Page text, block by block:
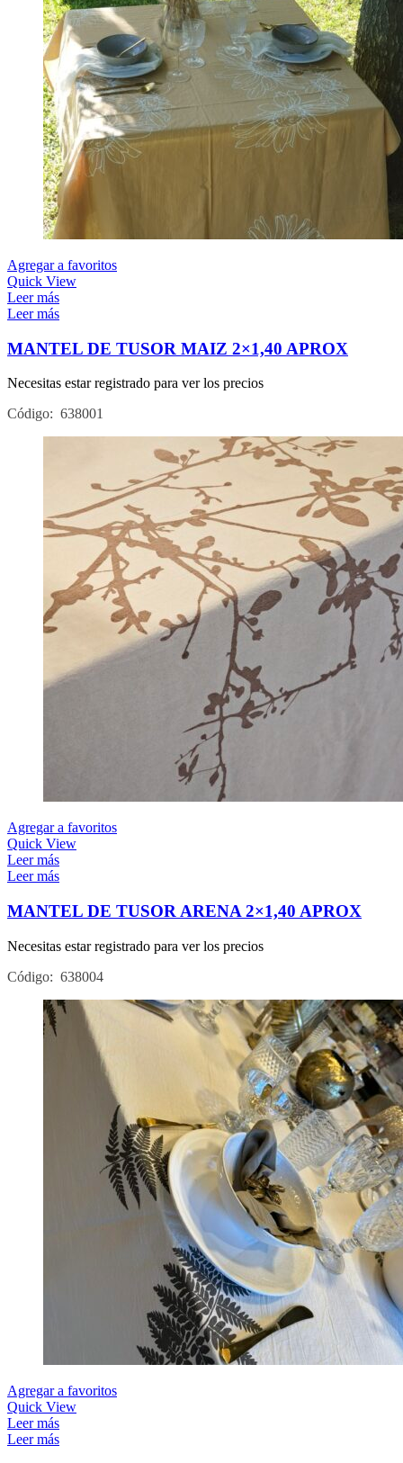
Agregar a favoritos
Quick View
Leer más
Leer más
MANTEL DE TUSOR MAIZ 2×1,40 APROX
Necesitas estar registrado para ver los precios
Código: 638001
Agregar a favoritos
Quick View
Leer más
Leer más
MANTEL DE TUSOR ARENA 2×1,40 APROX
Necesitas estar registrado para ver los precios
Código: 638004
Agregar a favoritos
Quick View
Leer más
Leer más